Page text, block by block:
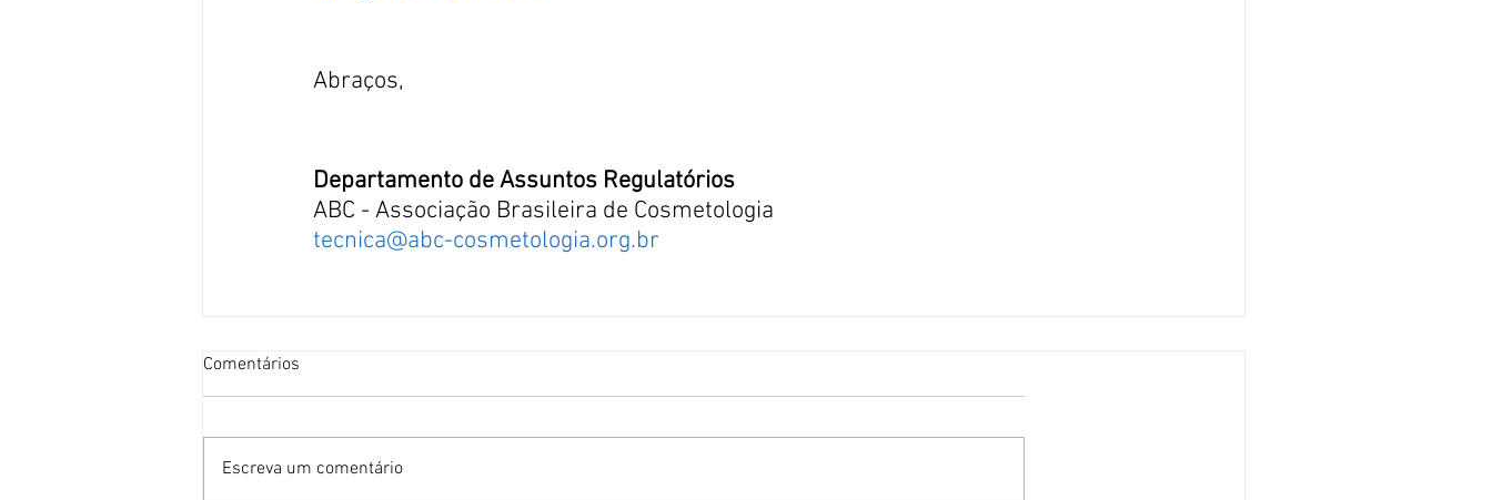
Abraços,
Departamento de Assuntos Regulatórios
ABC - Associação Brasileira de Cosmetologia
tecnica@abc-cosmetologia.org.br
Comentários
Escreva um comentário